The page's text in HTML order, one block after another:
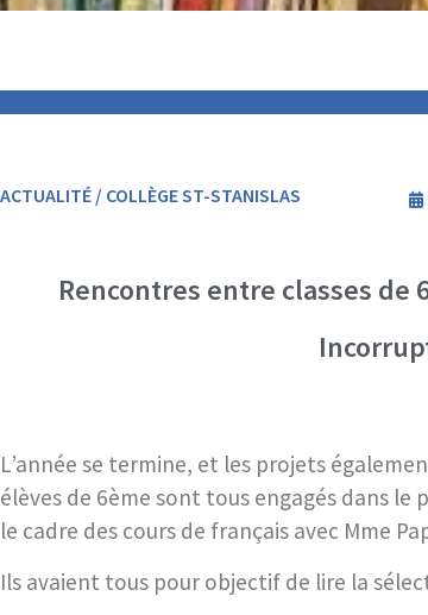
ACTUALITÉ / COLLÈGE ST-STANISLAS
Rencontres entre classes de
L’année se termine, et les projets
élèves de 6ème sont tous engagés dans
le cadre des cours de français avec Mme
Ils avaient tous pour objectif de lire la